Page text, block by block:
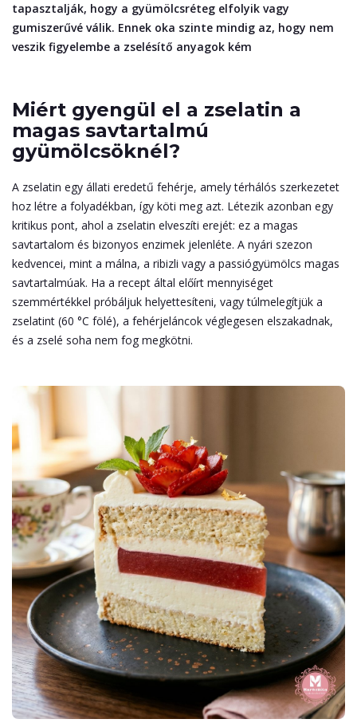
tapasztalják, hogy a gyümölcsréteg elfolyik vagy
gumiszerűvé válik. Ennek oka szinte mindig az, hogy nem
veszik figyelembe a zselésítő anyagok kém
Miért gyengül el a zselatin a
magas savtartalmú
gyümölcsöknél?
A zselatin egy állati eredetű fehérje, amely térhálós szerkezetet
hoz létre a folyadékban, így köti meg azt. Létezik azonban egy
kritikus pont, ahol a zselatin elveszíti erejét: ez a magas
savtartalom és bizonyos enzimek jelenléte. A nyári szezon
kedvencei, mint a málna, a ribizli vagy a passiógyümölcs magas
savtartalmúak. Ha a recept által előírt mennyiséget
szemmértékkel próbáljuk helyettesíteni, vagy túlmelegítjük a
zselatint (60 °C fölé), a fehérjeláncok véglegesen elszakadnak,
és a zselé soha nem fog megkötni.